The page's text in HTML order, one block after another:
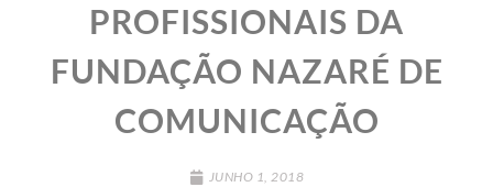
PROFISSIONAIS DA
FUNDAÇÃO NAZARÉ DE
COMUNICAÇÃO
JUNHO 1, 2018